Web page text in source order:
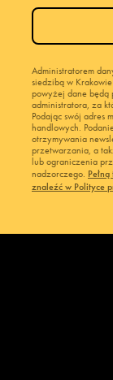
Administratorem
siedzibą w
powyżej dane będą
administratora, za
Podając swój adres
handlowych.
otrzymywania
przetwarzania, a
lub ograniczenia
nadzorczego.
znaleźć w Polityce